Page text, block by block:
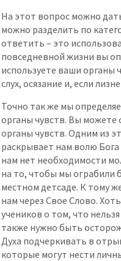
На этот вопрос можно
можно разделить по
ответить – это
повседневной жизни вы
используете ваши органы
слух, осязание и, если
Точно так же мы
органы чувств. Вы можете
органы чувств. Одним из
раскрывает нам волю
нам нет необходимости
на то, чтобы мы ограбили
местном детсаде. К тому
нам через Свое Слово.
учеников о том, что
также нужно быть
Духа подчеркивать в
которые могут нести